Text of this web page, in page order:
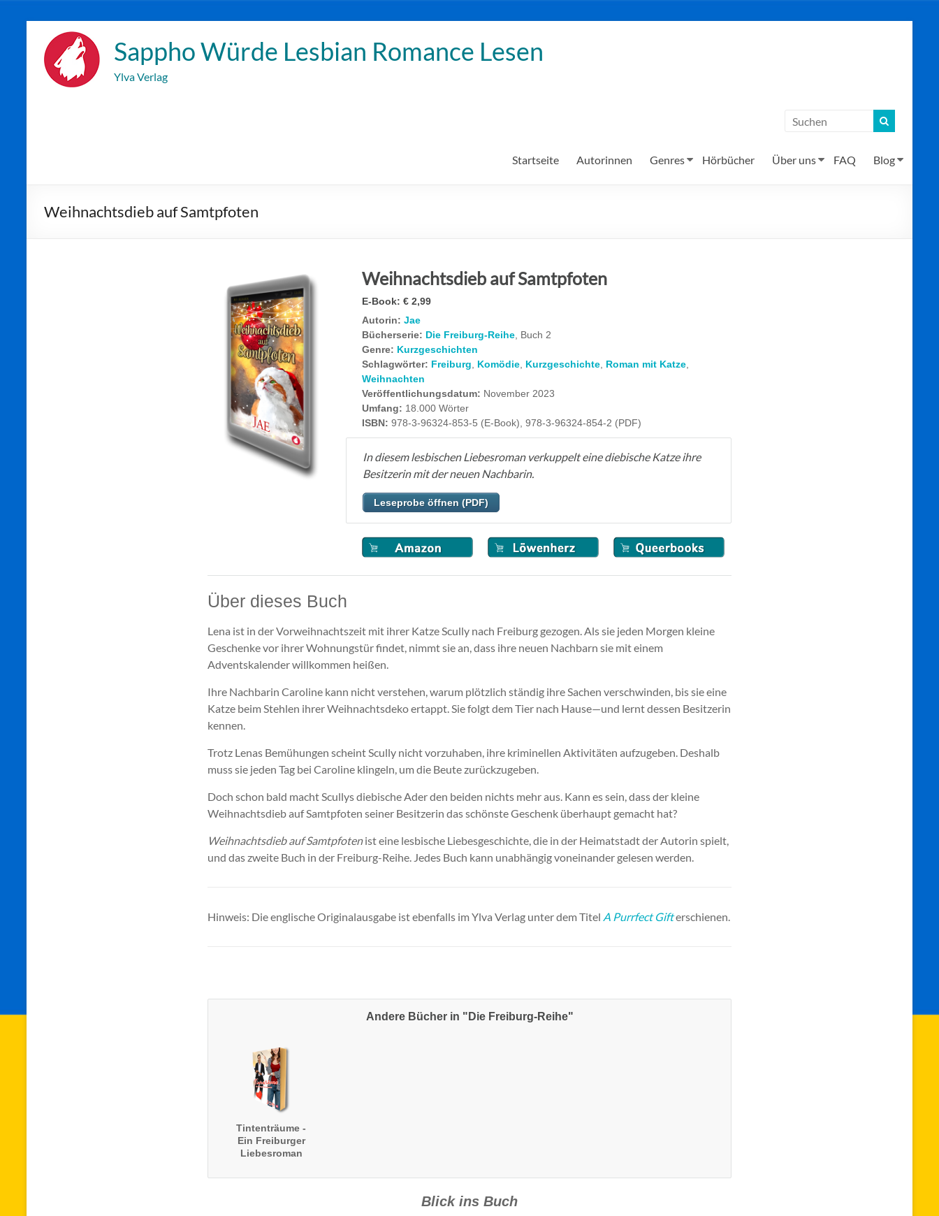
Inhalt
wechseln
Sappho Würde Lesbian Romance Lesen
Ylva Verlag
Startseite Autorinnen Genres Hörbücher Über uns FAQ Blog
Weihnachtsdieb auf Samtpfoten
Weihnachtsdieb auf Samtpfoten
E-Book: € 2,99
Autorin: Jae
Bücherserie: Die Freiburg-Reihe, Buch 2
Genre: Kurzgeschichten
Schlagwörter: Freiburg Komödie, Kurzgeschichte, Roman mit Katze,
Weihnachten
Veröffentlichungsdatum: November 2023
Umfang: 18.000 Wörter
ISBN: 978-3-96324-853-5 (E-Book), 978-3-96324-854-2 (PDF)
In diesem lesbischen Liebesroman verkuppelt eine diebische Katze ihre
Besitzerin mit der neuen Nachbarin.
Leseprobe öffnen (PDF)
Über dieses Buch
Lena ist in der Vorweihnachtszeit mit ihrer Katze Scully nach Freiburg gezogen. Als sie jeden Morgen kleine
Geschenke vor ihrer Wohnungstür findet, nimmt sie an, dass ihre neuen Nachbarn sie mit einem
Adventskalender willkommen heißen.
Ihre Nachbarin Caroline kann nicht verstehen, warum plötzlich ständig ihre Sachen verschwinden, bis sie eine
Katze beim Stehlen ihrer Weihnachtsdeko ertappt. Sie folgt dem Tier nach Hause—und lernt dessen Besitzerin
kennen.
Trotz Lenas Bemühungen scheint Scully nicht vorzuhaben, ihre kriminellen Aktivitäten aufzugeben. Deshalb
muss sie jeden Tag bei Caroline klingeln, um die Beute zurückzugeben.
Doch schon bald macht Scullys diebische Ader den beiden nichts mehr aus. Kann es sein, dass der kleine
Weihnachtsdieb auf Samtpfoten seiner Besitzerin das schönste Geschenk überhaupt gemacht hat?
Weihnachtsdieb auf Samtpfotenist eine lesbische Liebesgeschichte, die in der Heimatstadt der Autorin spielt,
und das zweite Buch in der Freiburg-Reihe. Jedes Buch kann unabhängig voneinander gelesen werden.
Hinweis: Die englische Originalausgabe ist ebenfalls im Ylva Verlag unter dem Titel A Purrfect Gifterschienen.
Andere Bücher in "Die Freiburg-Reihe"
Tintenträume -
Ein Freiburger
Liebesroman
Blick ins Buch